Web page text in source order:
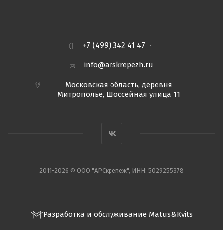
+7 (499) 342 41 47
info@arskrepezh.ru
Московская область, деревня
Митрополье, Шоссейная улица 11
2011-2026 © ООО "АРСкрепеж", ИНН: 5029255378
Разработка и обслуживание Matus&Kvits